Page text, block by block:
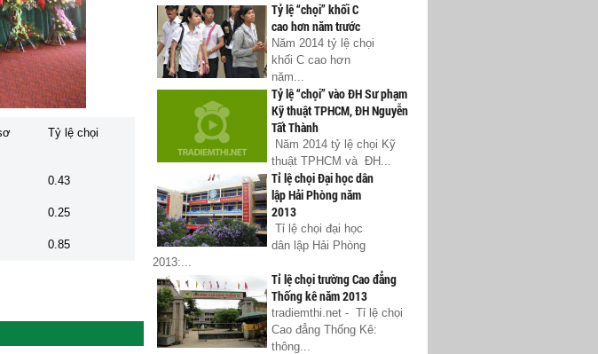
Tỷ lệ chọi
0.43
0.25
0.85
Tỷ lệ “chọi” khối C
cao hơn năm trước
Năm 2014 tỷ lệ chọi
khối C cao hơn
năm...
Tỷ lệ “chọi” vào ĐH Sư phạm
Kỹ thuật TPHCM, ĐH Nguyễn
Tất Thành
Năm 2014 tỷ lệ chọi Kỹ
thuật TPHCM và ĐH...
Tỉ lệ chọi Đại học dân
lập Hải Phòng năm
2013
Tỉ lệ chọi đại học
dân lập Hải Phòng
2013:...
Tỉ lệ chọi trường Cao đẳng
Thống kê năm 2013
tradiemthi.net - Tỉ lệ chọi
Cao đẳng Thống Kê:
thông...